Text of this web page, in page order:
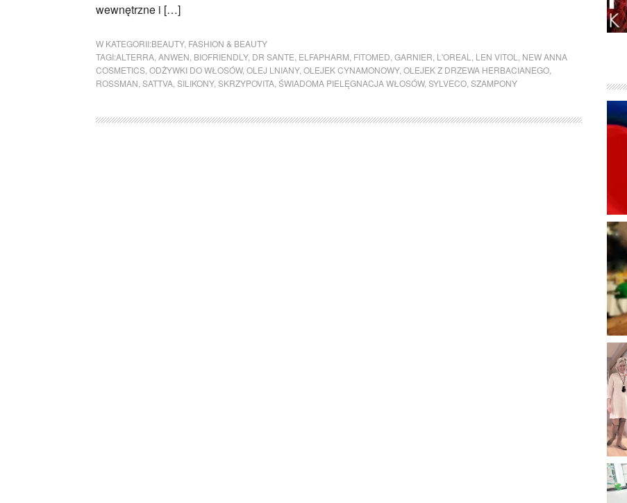
wewnętrzne i […]
W KATEGORII:BEAUTY, FASHION & BEAUTY
TAGI:ALTERRA ANWEN BIOFRIENDLY, DR SANTE ELFAPHARM FITOMED GARNIER L'OREAL LEN VITOL
NEW ANNA
COSMETICS ODŻYWKI DO WŁOSÓW, OLEJ LNIANY, OLEJEK CYNAMONOWY, OLEJEK Z DRZEWA HERBACIANEGO
ROSSMAN SATTVA SILIKONY, SKRZYPOVITA ŚWIADOMA PIELĘGNACJA WŁOSÓW, SYLVECO SZAMPONY